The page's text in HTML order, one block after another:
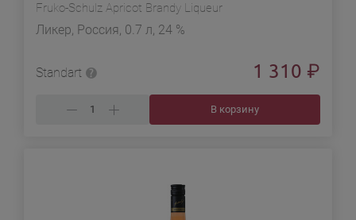
Fruko-Schulz Apricot Brandy Liqueur
Ликер, Россия, 0.7 л, 24 %
Standart 1 310 ₽
В корзину